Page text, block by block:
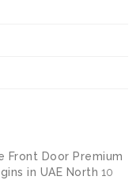
Front Door Premium
in UAE North 10